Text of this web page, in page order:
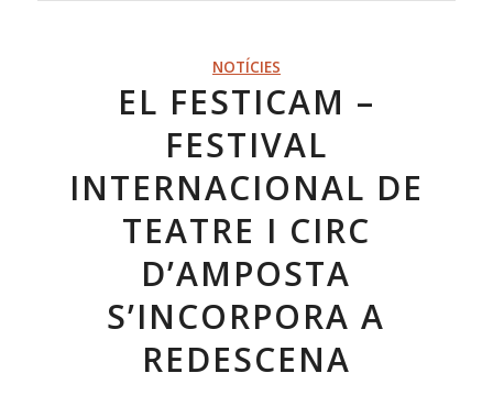
NOTÍCIES
EL FESTICAM –
FESTIVAL
INTERNACIONAL DE
TEATRE I CIRC
D’AMPOSTA
S’INCORPORA A
REDESCENA